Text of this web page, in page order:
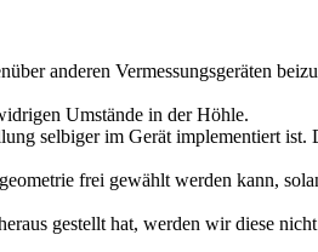
anderen Vermessungsgeräten
Umstände in der Höhle.
selbiger im Gerät implementiert
frei gewählt werden kann,
gestellt hat, werden wir diese nicht